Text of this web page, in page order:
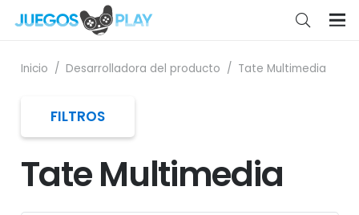
Inicio / Desarrolladora del producto / Tate Multimedia
Tate Multimedia
FILTROS